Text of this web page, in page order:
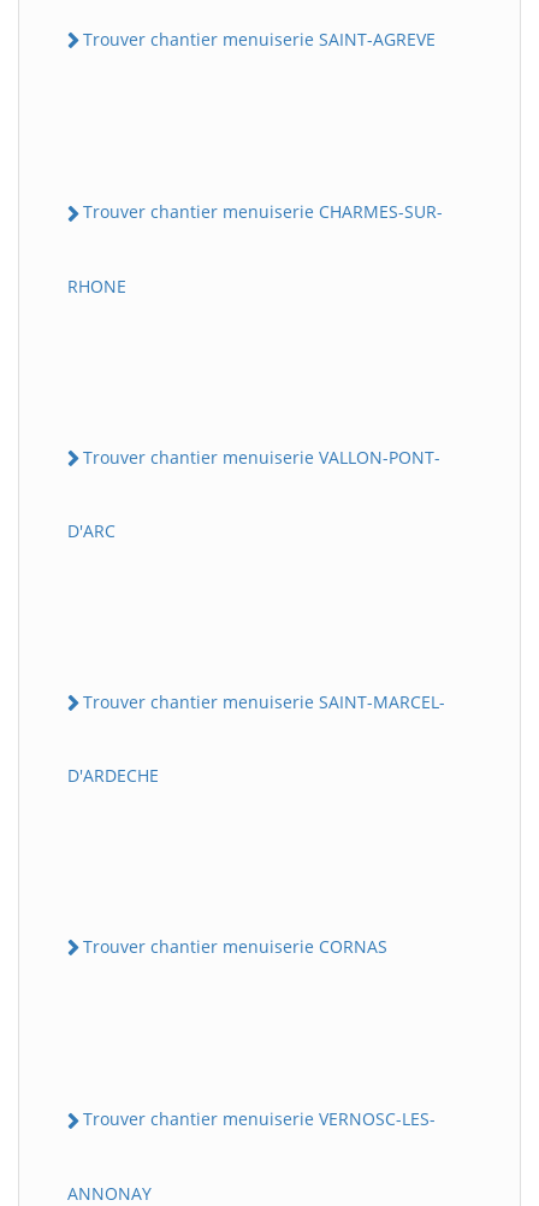
Trouver chantier menuiserie SAINT-AGREVE
Trouver chantier menuiserie CHARMES-SUR-
RHONE
Trouver chantier menuiserie VALLON-PONT-
D'ARC
Trouver chantier menuiserie SAINT-MARCEL-
D'ARDECHE
Trouver chantier menuiserie CORNAS
Trouver chantier menuiserie VERNOSC-LES-
ANNONAY